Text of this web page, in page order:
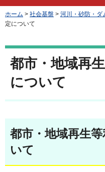
ホーム > 社会基盤 > 河川・砂防・ダ
定について
都市・地域再
について
都市・地域再生
いて